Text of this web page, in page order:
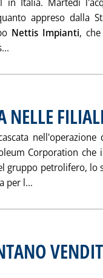
appreso dalla
Nettis Impianti,
Corporation
petrolifero, lo
per l...